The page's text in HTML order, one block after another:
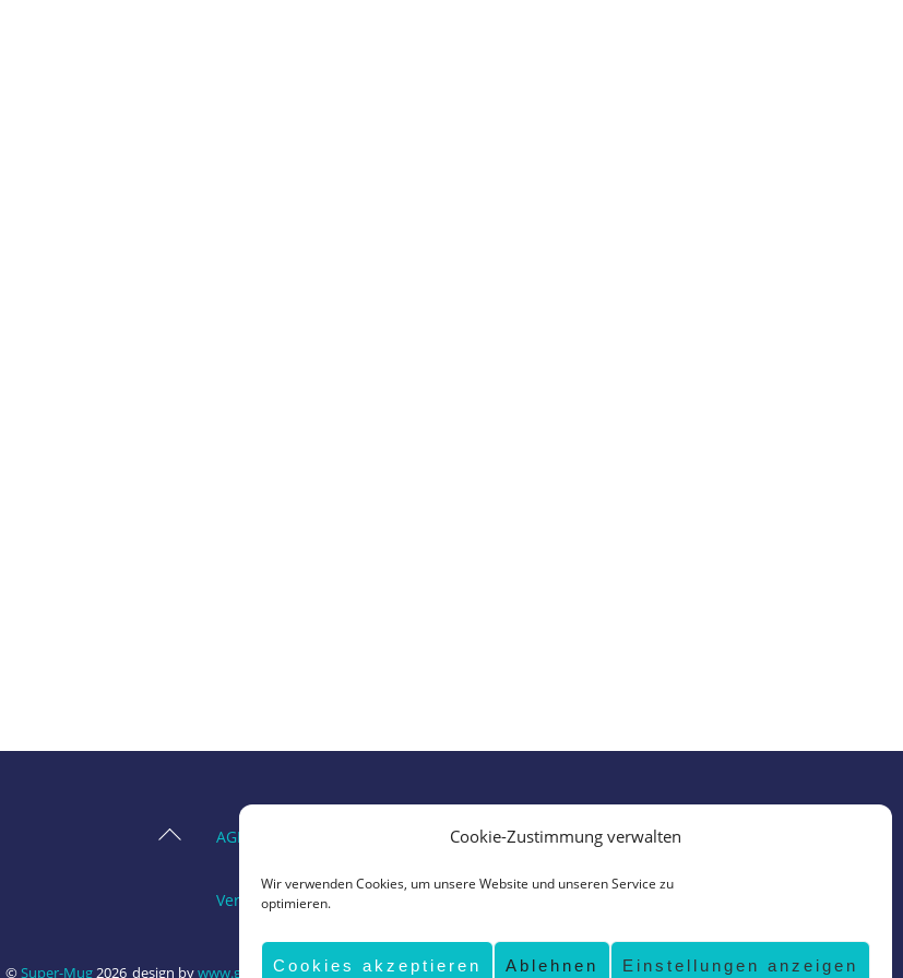
Cookie-Zustimmung verwalten
Wir verwenden Cookies, um unsere Website und unseren Service zu
optimieren.
Cookies akzeptieren Ablehnen Einstellungen anzeigen
Back
AGB
Vertrag widerrufen
©Super-Mug2026 design bywww.grafik-ewald.de